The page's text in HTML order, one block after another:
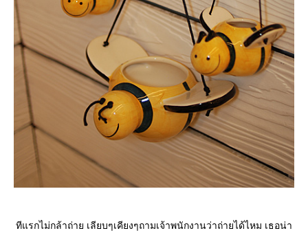
ทีแรกไม่กล้าถ่าย เลียบๆเคียงๆถามเจ้าพนักงานว่าถ่ายได้ไหม เธอน่า